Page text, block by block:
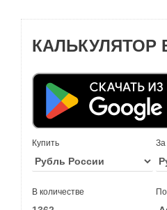
КАЛЬКУЛЯТОР
Купить За
В количестве